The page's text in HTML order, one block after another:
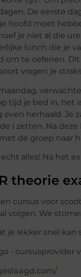
De eerste
hoofd moet
je niet al die
lunch die je
om te oefenen.
vragen je
tijd je bed in, het
herhaald. Je
i zetten. Na
de groep naar
echt alles! Na het
theorie
cursus voor
volgen. We
je lekker snel